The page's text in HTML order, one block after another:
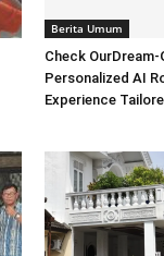
Berita Umum
Check
Personalized AI
Experience